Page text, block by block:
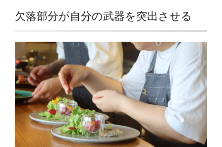
欠落部分が自分の武器を突出させる